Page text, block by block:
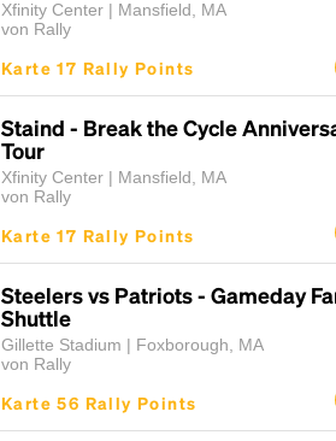
Xfinity Center | Mansfield, MA
von Rally
Karte 17 Rally Points
Staind - Break the Cycle
Tour
Xfinity Center | Mansfield, MA
von Rally
Karte 17 Rally Points
Steelers vs Patriots - Gameday
Shuttle
Gillette Stadium | Foxborough, MA
von Rally
Karte 56 Rally Points